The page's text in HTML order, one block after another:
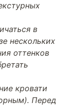
в
нескольких
оттенков
кровати
Перед